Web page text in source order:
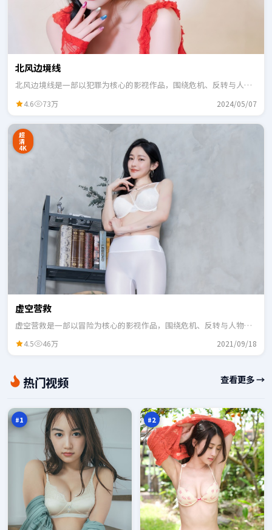
北风边境线
北风边境线是一部以犯罪为核心的影视作品，围绕危机、反转与人物
4.6 73万 2024/05/07
超
清
4K
虚空营救
虚空营救是一部以冒险为核心的影视作品，围绕危机、反转与人物成
4.5 46万 2021/09/18
热门视频 查看更多 →
#1
子
浮
记
98
#2